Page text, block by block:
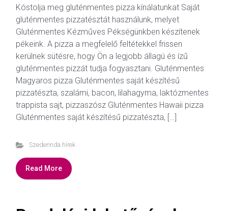
Kóstolja meg gluténmentes pizza kínálatunkat Saját
gluténmentes pizzatésztát használunk, melyet
Gluténmentes Kézműves Pékségünkben készítenek
pékeink. A pizza a megfelelő feltétekkel frissen
kerülnek sütésre, hogy Ön a legjobb állagú és ízű
gluténmentes pizzát tudja fogyasztani. Gluténmentes
Magyaros pizza Gluténmentes saját készítésű
pizzatészta, szalámi, bacon, lilahagyma, laktózmentes
trappista sajt, pizzaszósz Gluténmentes Hawaii pizza
Gluténmentes saját készítésű pizzatészta, […]
Szederinda hírek
Read More